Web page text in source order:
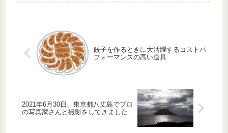
餃子を作るときに大活躍するコストパ
フォーマンスの高い道具
2021年6月30日、東京都八丈島でプロ
の写真家さんと撮影をしてきました